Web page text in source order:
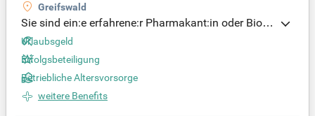
Greifswald
Sie sind ein:e erfahrene:r Pharmakant:in oder Biolo
gielaborant:in mit einer abgeschlossenen Ausbildu
ng und Berufserfahrung in der aseptischen Fertigu
ng von Impfstoffen? Ihre Kenntnisse über GMP-Be
dingungen und die Arbeit in Infektionslaboren sind
entscheidend. Sie beherrschen MS-Office und arbei
Urlaubsgeld
Erfolgsbeteiligung
Betriebliche Altersvorsorge
weitere Benefits